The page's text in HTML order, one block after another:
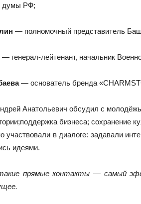
думы РФ;
— полномочный представитель
— генерал‑лейтенант, начальник
— основатель бренда
Анатольевич обсудил с
бизнеса; сохранение
участвовали в диалоге: задавали
идеями.
прямые контакты — самый